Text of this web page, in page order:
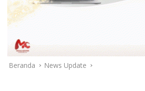
Beranda News Update